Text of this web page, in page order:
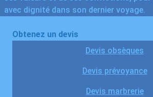
avec dignité dans son dernier voyage.
Obtenez un devis
Devis obsèques
Devis prévoyance
Devis marbrerie